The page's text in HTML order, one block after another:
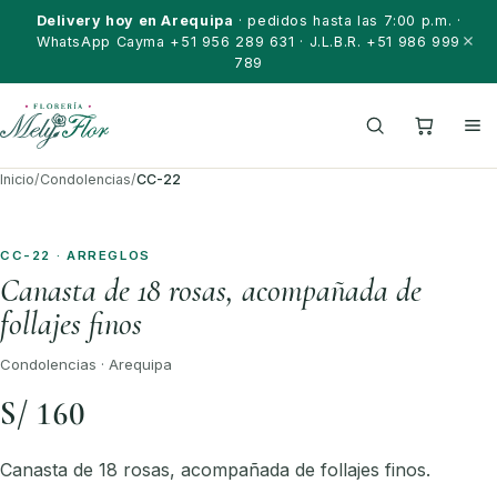
Saltar al contenido
Delivery hoy en Arequipa · pedidos hasta las 7:00 p.m. ·
WhatsApp Cayma +51 956 289 631 · J.L.B.R. +51 986 999
789
Inicio/Condolencias/CC-22
CC-22 · ARREGLOS
Canasta de 18 rosas, acompañada de
follajes finos
Condolencias · Arequipa
S/ 160
Canasta de 18 rosas, acompañada de follajes finos.